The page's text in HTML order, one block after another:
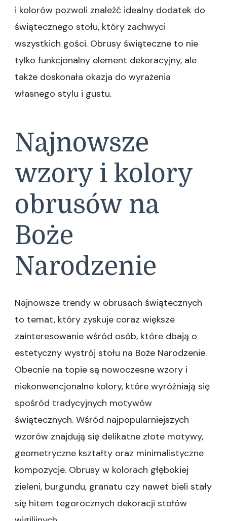
i kolorów pozwoli znaleźć idealny dodatek do
świątecznego stołu, który zachwyci
wszystkich gości. Obrusy świąteczne to nie
tylko funkcjonalny element dekoracyjny, ale
także doskonała okazja do wyrażenia
własnego stylu i gustu.
Najnowsze
wzory i kolory
obrusów na
Boże
Narodzenie
Najnowsze trendy w obrusach świątecznych
to temat, który zyskuje coraz większe
zainteresowanie wśród osób, które dbają o
estetyczny wystrój stołu na Boże Narodzenie.
Obecnie na topie są nowoczesne wzory i
niekonwencjonalne kolory, które wyróżniają się
spośród tradycyjnych motywów
świątecznych. Wśród najpopularniejszych
wzorów znajdują się delikatne złote motywy,
geometryczne kształty oraz minimalistyczne
kompozycje. Obrusy w kolorach głębokiej
zieleni, burgundu, granatu czy nawet bieli stały
się hitem tegorocznych dekoracji stołów